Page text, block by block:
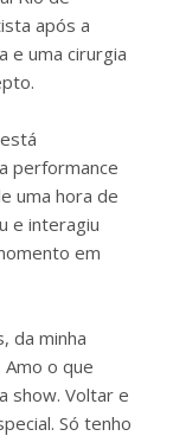
após a
e uma cirurgia
performance
uma hora de
e interagiu
em
da minha
o que
show. Voltar e
Só tenho